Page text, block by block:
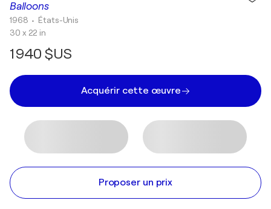
Balloons
1968 • États-Unis
30 x 22 in
1 940 $US
Acquérir cette œuvre
Proposer un prix